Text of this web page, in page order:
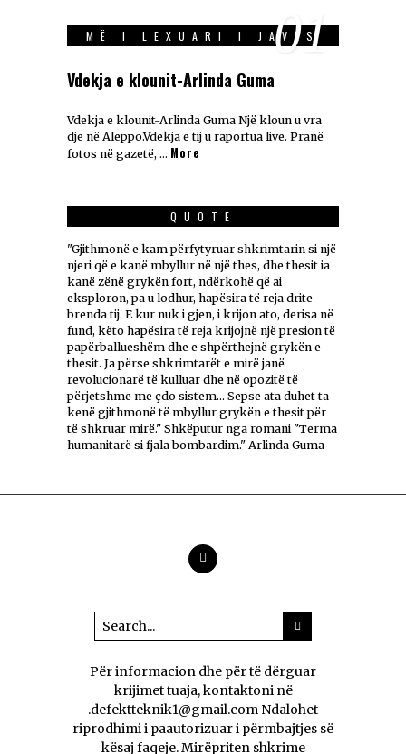
MË I LEXUARI I JAVES
01
Vdekja e klounit-Arlinda Guma
Vdekja e klounit-Arlinda Guma Një kloun u vra
dje në Aleppo.Vdekja e tij u raportua live. Pranë
fotos në gazetë, … More
QUOTE
"Gjithmonë e kam përfytyruar shkrimtarin si një
njeri që e kanë mbyllur në një thes, dhe thesit ia
kanë zënë grykën fort, ndërkohë që ai
eksploron, pa u lodhur, hapësira të reja drite
brenda tij. E kur nuk i gjen, i krijon ato, derisa në
fund, këto hapësira të reja krijojnë një presion të
papërballueshëm dhe e shpërthejnë grykën e
thesit. Ja përse shkrimtarët e mirë janë
revolucionarë të kulluar dhe në opozitë të
përjetshme me çdo sistem... Sepse ata duhet ta
kenë gjithmonë të mbyllur grykën e thesit për
të shkruar mirë." Shkëputur nga romani "Terma
humanitarë si fjala bombardim." Arlinda Guma
Për informacion dhe për të dërguar
krijimet tuaja, kontaktoni në
.defektteknik1@gmail.com Ndalohet
riprodhimi i paautorizuar i përmbajtjes së
kësaj faqeje. Mirëpriten shkrime